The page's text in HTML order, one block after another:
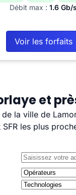
Débit max : 1.6 Gb/s
Voir les forfaits
et
la ville de
les plus